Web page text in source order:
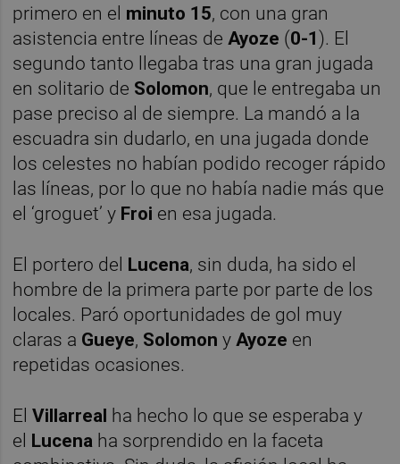
primero en el minuto 15, con una gran
asistencia entre líneas de Ayoze (0-1 ). El
segundo tanto llegaba tras una gran jugada
en solitario de Solomon, que le entregaba un
pase preciso al de siempre. La mandó a la
escuadra sin dudarlo, en una jugada donde
los celestes no habían podido recoger rápido
las líneas, por lo que no había nadie más que
el ‘groguet’ y Froi en esa jugada.
El portero del Lucena, sin duda, ha sido el
hombre de la primera parte por parte de los
locales. Paró oportunidades de gol muy
claras a Gueye, Solomon y Ayoze en
repetidas ocasiones.
ElVillarreal ha hecho lo que se esperaba y
el Lucena ha sorprendido en la faceta